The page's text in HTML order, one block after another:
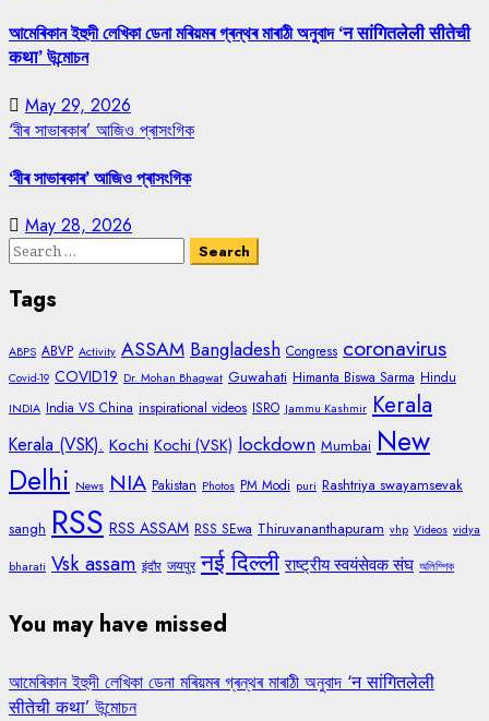
আমেৰিকান ইহুদী লেখিকা ডেনা মৰিয়মৰ গ্ৰন্থৰ মাৰাঠী অনুবাদ ‘न सांगितलेली सीतेची
कथा’ উন্মোচন
May 29, 2026
‘বীৰ সাভাৰকাৰ’ আজিও প্ৰাসংগিক
‘বীৰ সাভাৰকাৰ’ আজিও প্ৰাসংগিক
May 28, 2026
Search
Tags
ABPS ABVP Activity ASSAM Bangladesh Congress coronavirus
Covid-19 COVID19 Dr. Mohan Bhagwat Guwahati Himanta Biswa Sarma Hindu
INDIA India VS China inspirational videos ISRO Jammu Kashmir Kerala
Kerala (VSK). Kochi Kochi (VSK) lockdown Mumbai New
Delhi News NIA Pakistan Photos PM Modi puri Rashtriya swayamsevak
sangh RSS RSS ASSAM RSS SEwa Thiruvananthapuram vhp Videos vidya
bharati Vsk assam इंदौर जयपुर नई दिल्ली राष्ट्रीय स्वयंसेवक संघ অলিম্পিক
You may have missed
আমেৰিকান ইহুদী লেখিকা ডেনা মৰিয়মৰ গ্ৰন্থৰ মাৰাঠী অনুবাদ ‘न सांगितलेली
सीतेची कथा’ উন্মোচন